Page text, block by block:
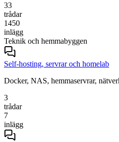
33
trådar
1450
inlägg
Teknik och hemmabyggen
Self-hosting, servrar och homelab
Docker, NAS, hemmaservrar,
3
trådar
7
inlägg